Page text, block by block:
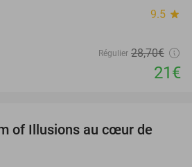
9.5 star
Régulier 28,70€
21€
29%
of Illusions au cœur de